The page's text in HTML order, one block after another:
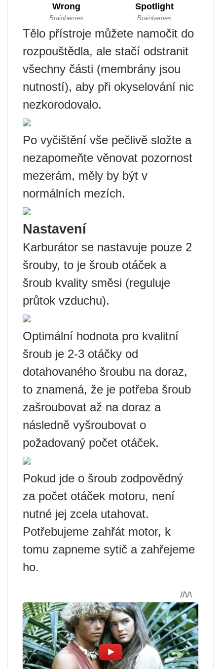
Tělo přístroje můžete namočit do
rozpouštědla, ale stačí odstranit
všechny části (membrány jsou
nutností), aby při okyselování nic
nezkorodovalo.
Po vyčištění vše pečlivě složte a
nezapomeňte věnovat pozornost
mezerám, měly by být v
normálních mezích.
Nastavení
Karburátor se nastavuje pouze 2
šrouby, to je šroub otáček a
šroub kvality směsi (reguluje
průtok vzduchu).
Optimální hodnota pro kvalitní
šroub je 2-3 otáčky od
dotahovaného šroubu na doraz,
to znamená, že je potřeba šroub
zašroubovat až na doraz a
následně vyšroubovat o
požadovaný počet otáček.
Pokud jde o šroub zodpovědný
za počet otáček motoru, není
nutné jej zcela utahovat.
Potřebujeme zahřát motor, k
tomu zapneme sytič a zahřejeme
ho.